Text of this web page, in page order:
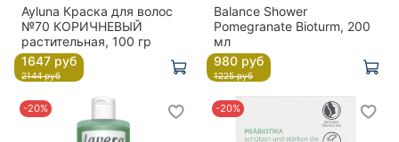
Ayluna Краска для волос
№70 КОРИЧНЕВЫЙ
растительная, 100 гр
1647 руб
2144 руб
Balance Shower
Pomegranate Bioturm, 200
мл
980 руб
1225 руб
-20% -20%